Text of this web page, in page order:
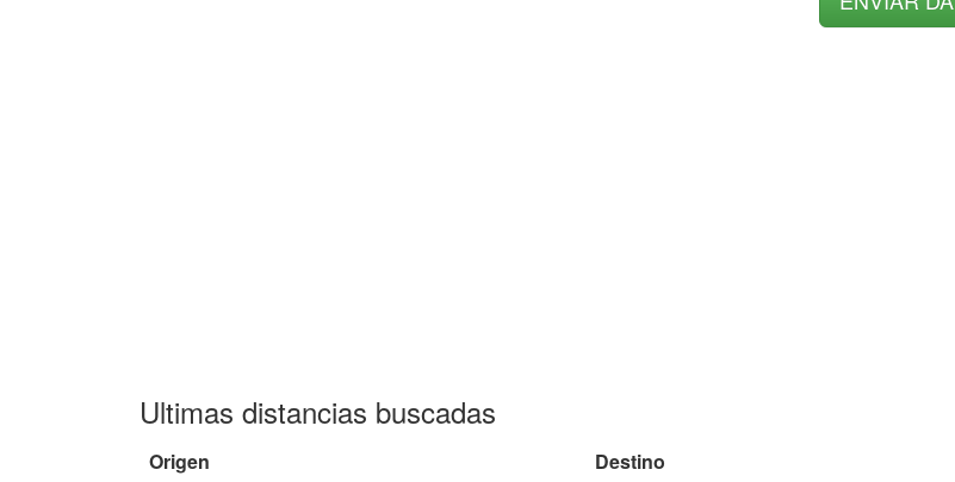
Ultimas distancias buscadas
Origen Destino